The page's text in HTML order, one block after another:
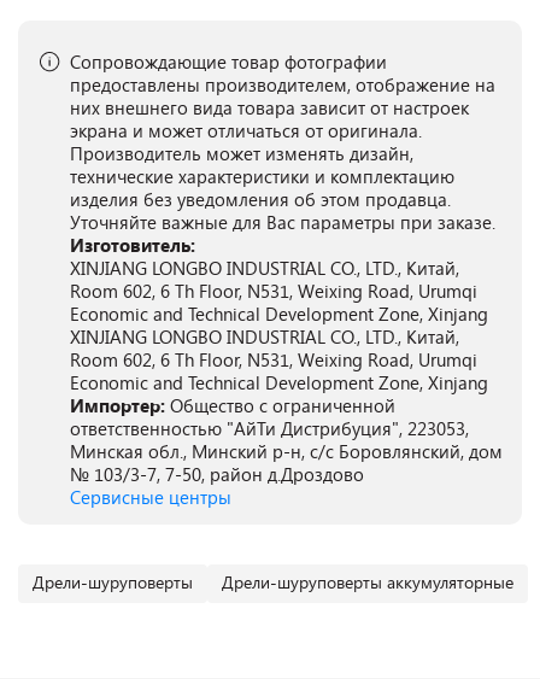
Сопровождающие товар фотографии
предоставлены производителем, отображение на
них внешнего вида товара зависит от настроек
экрана и может отличаться от оригинала.
Производитель может изменять дизайн,
технические характеристики и комплектацию
изделия без уведомления об этом продавца.
Уточняйте важные для Вас параметры при заказе.
Изготовитель:
XINJIANG LONGBO INDUSTRIAL CO., LTD., Китай,
Room 602, 6 Th Floor, N531, Weixing Road, Urumqi
Economic and Technical Development Zone, Xinjang
XINJIANG LONGBO INDUSTRIAL CO., LTD., Китай,
Room 602, 6 Th Floor, N531, Weixing Road, Urumqi
Economic and Technical Development Zone, Xinjang
Импортер: Общество с ограниченной
ответственностью "АйТи Дистрибуция", 223053,
Минская обл., Минский р-н, с/с Боровлянский, дом
№ 103/3-7, 7-50, район д.Дроздово
Сервисные центры
Дрели-шуруповерты Дрели-шуруповерты аккумуляторные